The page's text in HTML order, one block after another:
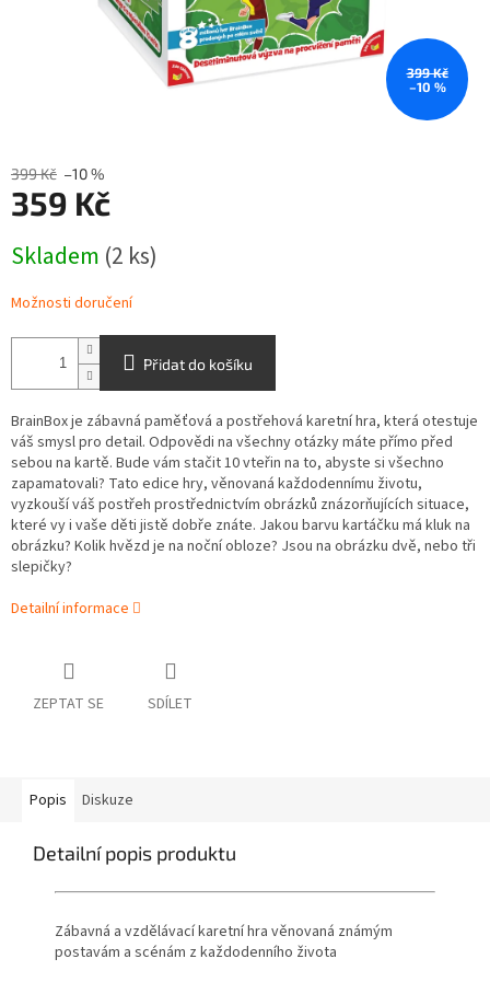
399 Kč
–10 %
399 Kč –10 %
359 Kč
cena:
Skladem (2 ks)
Možnosti doručení
Přidat do košíku
BrainBox je zábavná paměťová a postřehová karetní hra, která otestuje
váš smysl pro detail. Odpovědi na všechny otázky máte přímo před
sebou na kartě. Bude vám stačit 10 vteřin na to, abyste si všechno
zapamatovali? Tato edice hry, věnovaná každodennímu životu,
vyzkouší váš postřeh prostřednictvím obrázků znázorňujících situace,
které vy i vaše děti jistě dobře znáte. Jakou barvu kartáčku má kluk na
obrázku? Kolik hvězd je na noční obloze? Jsou na obrázku dvě, nebo tři
slepičky?
Detailní informace
ZEPTAT SE SDÍLET
Popis Diskuze
Detailní popis produktu
Zábavná a vzdělávací karetní hra věnovaná známým
postavám a scénám z každodenního života